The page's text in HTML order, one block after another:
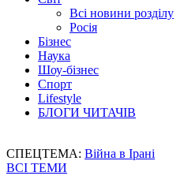
Всі новини розділу
Росія
Бізнес
Наука
Шоу-бізнес
Спорт
Lifestyle
БЛОГИ ЧИТАЧІВ
СПЕЦТЕМА: Війна в Ірані
ВСІ ТЕМИ